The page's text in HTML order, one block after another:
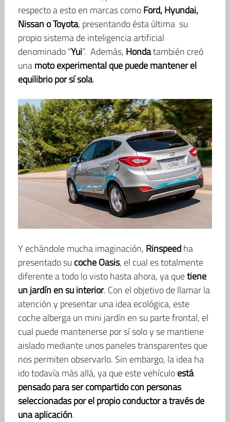
respecto a esto en marcas comoFord, Hyundai,
Nissan o Toyota, presentando ésta última su
propio sistema de inteligencia artificial
denominado “Yui”. Además, Hondatambién creó
unamoto experimental que puede mantener el
equilibrio por sí sola.
Y echándole mucha imaginación, Rinspeedha
presentado su coche Oasis, el cual es totalmente
diferente a todo lo visto hasta ahora, ya quetiene
un jardín en su interior. Con el objetivo de llamar la
atención y presentar una idea ecológica, este
coche alberga un mini jardín en su parte frontal, el
cual puede mantenerse por sí solo y se mantiene
aislado mediante unos paneles transparentes que
nos permiten observarlo. Sin embargo, la idea ha
ido todavía más allá, ya que este vehículoestá
pensado para ser compartido con personas
seleccionadas por el propio conductor a través de
una aplicación.